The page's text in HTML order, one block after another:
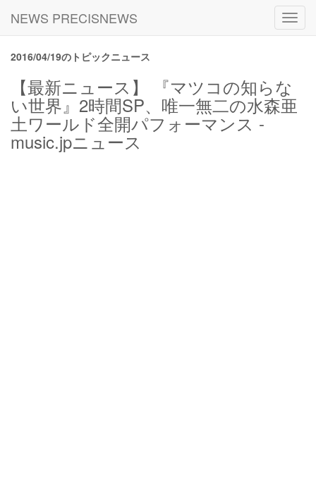
NEWS PRECISNEWS
2016/04/19のトピックニュース
【最新ニュース】 『マツコの知らな
い世界』2時間SP、唯一無二の水森亜
土ワールド全開パフォーマンス -
music.jpニュース